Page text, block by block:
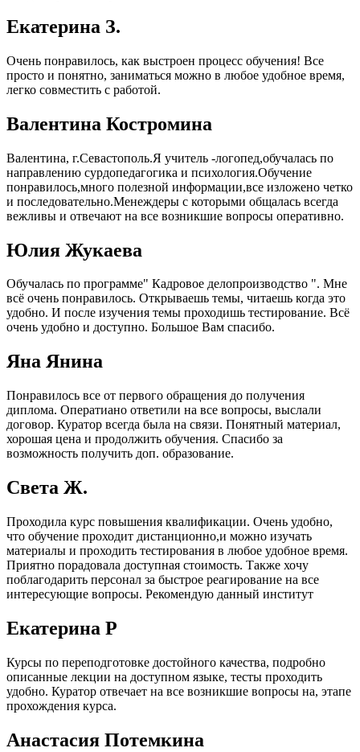
Екатерина З.
Очень понравилось, как выстроен процесс обучения! Все
просто и понятно, заниматься можно в любое удобное время,
легко совместить с работой.
Валентина Костромина
Валентина, г.Севастополь.Я учитель -логопед,обучалась по
направлению сурдопедагогика и психология.Обучение
понравилось,много полезной информации,все изложено четко
и последовательно.Менеждеры с которыми общалась всегда
вежливы и отвечают на все возникшие вопросы оперативно.
Юлия Жукаева
Обучалась по программе" Кадровое делопроизводство ". Мне
всё очень понравилось. Открываешь темы, читаешь когда это
удобно. И после изучения темы проходишь тестирование. Всё
очень удобно и доступно. Большое Вам спасибо.
Яна Янина
Понравилось все от первого обращения до получения
диплома. Оператиано ответили на все вопросы, выслали
договор. Куратор всегда была на связи. Понятный материал,
хорошая цена и продолжить обучения. Спасибо за
возможность получить доп. образование.
Света Ж.
Проходила курс повышения квалификации. Очень удобно,
что обучение проходит дистанционно,и можно изучать
материалы и проходить тестирования в любое удобное время.
Приятно порадовала доступная стоимость. Также хочу
поблагодарить персонал за быстрое реагирование на все
интересующие вопросы. Рекомендую данный институт
Екатерина Р
Курсы по переподготовке достойного качества, подробно
описанные лекции на доступном языке, тесты проходить
удобно. Куратор отвечает на все возникшие вопросы на, этапе
прохождения курса.
Анастасия Потемкина